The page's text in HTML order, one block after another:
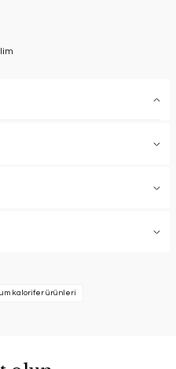
kalorifer ürünleri